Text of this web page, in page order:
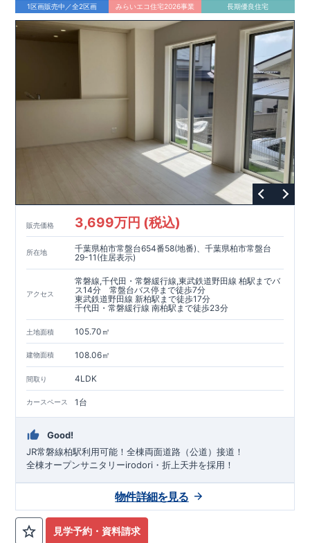
境 (ホルムアルデヒド発散等級3)
快適に長く住める住宅
【長期優良住宅】■国の定める7つの技術基準をクリア ■税制
優遇あり【東栄セーフティーダンパー標準装備】
■制震ダンパ
ーで振れ幅を大幅に低減、繰り返す地震に強い『耐震+制震』
詳細やご見学など、お気軽にお問合せ下さ
い♪ 東栄住宅 本八幡営業所 TEL:0120-948-056
1区画販売中／全2区画 みらいエコ住宅2026事業 長期優良住宅
販売価格 3,699万円 (税込)
所在地
千葉県柏市常盤台654番58(地番)、千葉県柏市常盤台
29-11(住居表示)
アクセス
常磐線,千代田・常磐緩行線,東武鉄道野田線 柏駅までバ
ス14分 常盤台バス停まで徒歩7分
東武鉄道野田線 新柏駅まで徒歩17分
千代田・常磐緩行線 南柏駅まで徒歩23分
土地面積 105.70㎡
建物面積 108.06㎡
間取り 4LDK
カースペース 1台
Good!
JR常磐線柏駅利用可能！全棟両面道路（公道）接道！
全棟オープンサニタリーirodori・折上天井を採用！
見学予約・資料請求
物件詳細を見る